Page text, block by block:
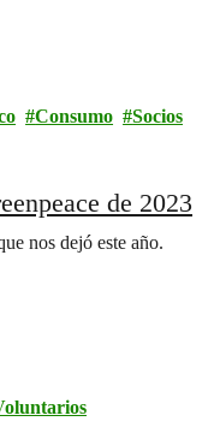
Consumo
Socios
de 2023
nos dejó este año.